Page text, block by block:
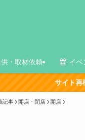
・取材依頼 イベ
ト再構築の影響で、古い
記事 開店・閉店 開店